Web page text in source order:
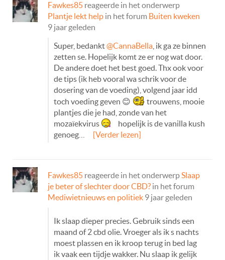
Fawkes85 reageerde in het onderwerp
Plantje lekt help in het forum Buiten kweken
9 jaar geleden
Super, bedankt@CannaBella , ik ga ze binnen
zetten se. Hopelijk komt ze er nog wat door.
De andere doet het best goed. Thx ook voor
de tips (ik heb vooral wa schrik voor de
dosering van de voeding), volgend jaar idd
toch voeding geven 😊
trouwens, mooie
plantjes die je had, zonde van het
mozaïekvirus
hopelijk is de vanilla kush
genoeg…
[Verder lezen]
Fawkes85 reageerde in het onderwerpSlaap
je beter of slechter door CBD? in het forum
Mediwietnieuws en politiek 9 jaar geleden
Ik slaap dieper precies. Gebruik sinds een
maand of 2 cbd olie. Vroeger als ik s nachts
moest plassen en ik kroop terug in bed lag
ik vaak een tijdje wakker. Nu slaap ik gelijk